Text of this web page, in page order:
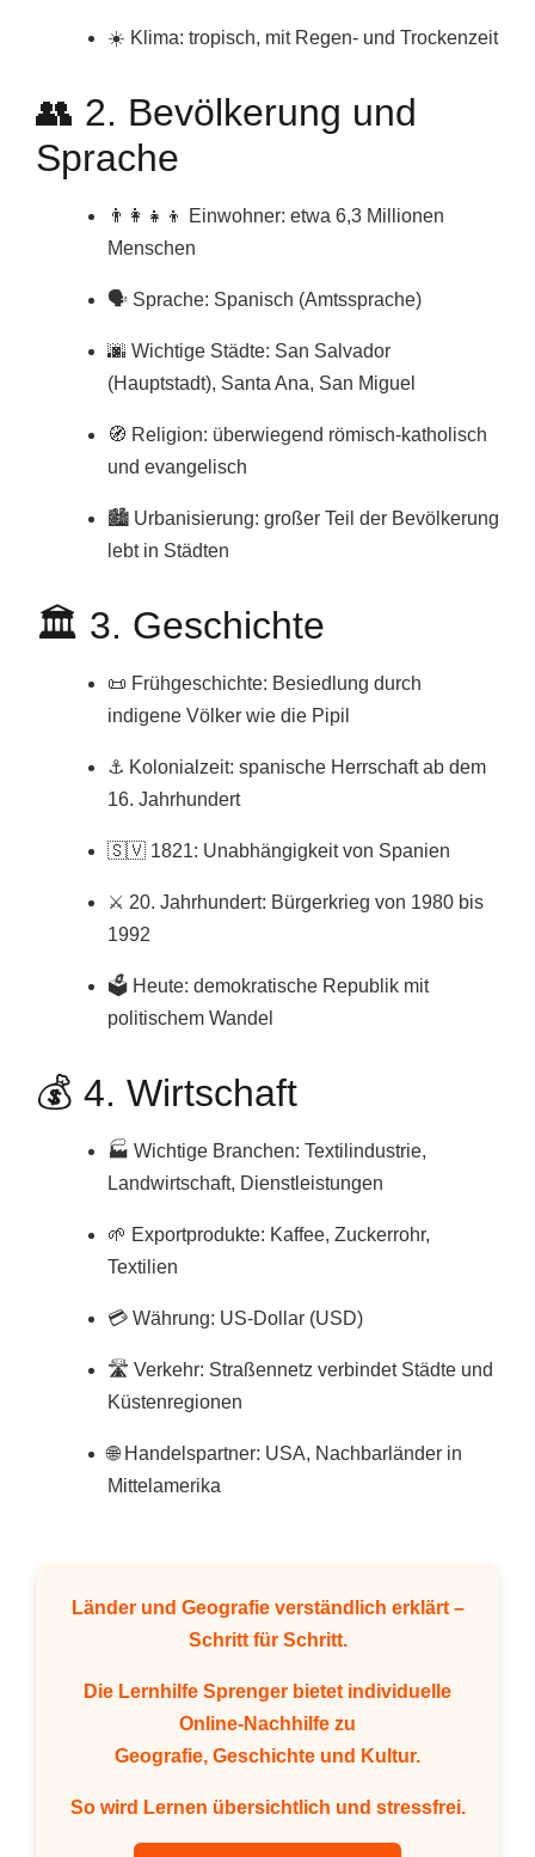
☀️ Klima: tropisch, mit Regen- und Trockenzeit
👥 2. Bevölkerung und
Sprache
👨‍👩‍👧‍👦 Einwohner: etwa 6,3 Millionen
Menschen
🗣️ Sprache: Spanisch (Amtssprache)
🌆 Wichtige Städte: San Salvador
(Hauptstadt), Santa Ana, San Miguel
🧭 Religion: überwiegend römisch-katholisch
und evangelisch
🏙️ Urbanisierung: großer Teil der Bevölkerung
lebt in Städten
🏛️ 3. Geschichte
📜 Frühgeschichte: Besiedlung durch
indigene Völker wie die Pipil
⚓ Kolonialzeit: spanische Herrschaft ab dem
16. Jahrhundert
🇸🇻 1821: Unabhängigkeit von Spanien
⚔️ 20. Jahrhundert: Bürgerkrieg von 1980 bis
1992
🗳️ Heute: demokratische Republik mit
politischem Wandel
💰 4. Wirtschaft
🏭 Wichtige Branchen: Textilindustrie,
Landwirtschaft, Dienstleistungen
🌱 Exportprodukte: Kaffee, Zuckerrohr,
Textilien
💳 Währung: US-Dollar (USD)
🛣️ Verkehr: Straßennetz verbindet Städte und
Küstenregionen
🌐 Handelspartner: USA, Nachbarländer in
Mittelamerika
Länder und Geografie verständlich erklärt –
Schritt für Schritt.
Die Lernhilfe Sprenger bietet individuelle
Online-Nachhilfe zu
Geografie, Geschichte und Kultur.
So wird Lernen übersichtlich und stressfrei.